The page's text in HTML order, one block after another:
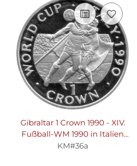
Gibraltar 1 Crown 1990 - XIV.
Fußball-WM 1990 in Italien
"Zweikampf" - Silber PP
KM#36a